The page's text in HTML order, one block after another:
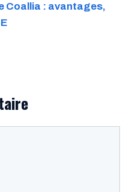
Coallia : avantages,